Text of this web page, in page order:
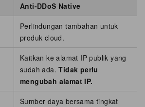
Anti-DDoS Native
Perlindungan tambahan untuk
produk cloud.
Kaitkan ke alamat IP publik yang
sudah ada.Tidak perlu
mengubah alamat IP.
Sumber daya bersama tingkat